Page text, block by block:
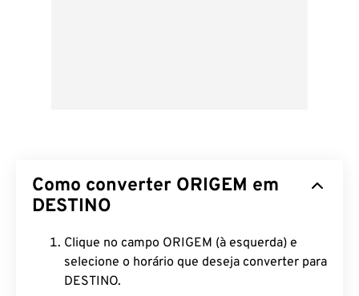
Como converter ORIGEM em
DESTINO
Clique no campo ORIGEM (à esquerda) e
selecione o horário que deseja converter para
DESTINO.